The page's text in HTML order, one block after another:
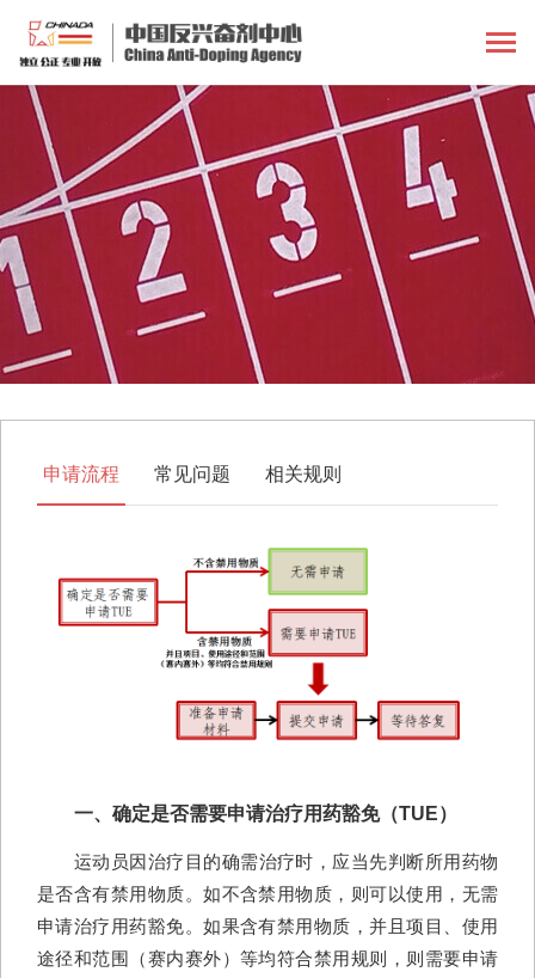
申请流程 常见问题 相关规则
一、确定是否需要申请治疗用药豁免（TUE）
运动员因治疗目的确需治疗时，应当先判断所用药物
是否含有禁用物质。如不含禁用物质，则可以使用，无需
申请治疗用药豁免。如果含有禁用物质，并且项目、使用
途径和范围（赛内赛外）等均符合禁用规则，则需要申请